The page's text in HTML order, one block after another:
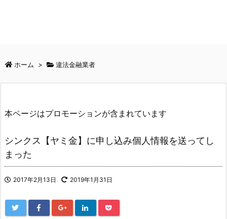
ホーム > 違法金融業者
本ページはプロモーションが含まれています
シンクス【ヤミ金】に申し込み個人情報を送ってし
まった
2017年2月13日 2019年1月31日